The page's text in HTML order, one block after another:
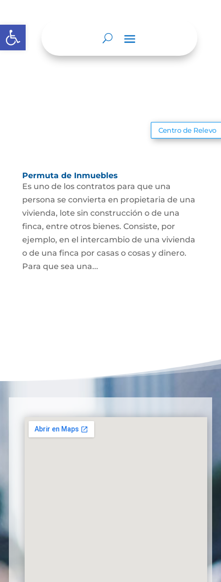
Abrir barra de herramientas
Centro de Relevo
Permuta de Inmuebles
Es uno de los contratos para que una
persona se convierta en propietaria de una
vivienda, lote sin construcción o de una
finca, entre otros bienes. Consiste, por
ejemplo, en el intercambio de una vivienda
o de una finca por casas o cosas y dinero.
Para que sea una...